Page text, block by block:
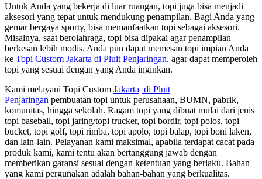
Untuk Anda yang bekerja di luar ruangan, topi juga bisa menjadi
aksesori yang tepat untuk mendukung penampilan. Bagi Anda yang
gemar bergaya sporty, bisa memanfaatkan topi sebagai aksesori.
Misalnya, saat berolahraga, topi bisa dipakai agar penampilan
berkesan lebih modis. Anda pun dapat memesan topi impian Anda
ke Topi Custom Jakarta di Pluit Penjaringan, agar dapat memperoleh
topi yang sesuai dengan yang Anda inginkan.
Kami melayani Topi Custom Jakarta di Pluit
Penjaringan pembuatan topi untuk perusahaan, BUMN, pabrik,
komunitas, hingga sekolah. Ragam topi yang dibuat mulai dari jenis
topi baseball, topi jaring/topi trucker, topi bordir, topi polos, topi
bucket, topi golf, topi rimba, topi apolo, topi balap, topi boni laken,
dan lain-lain. Pelayanan kami maksimal, apabila terdapat cacat pada
produk kami, kami tentu akan bertanggung jawab dengan
memberikan garansi sesuai dengan ketentuan yang berlaku. Bahan
yang kami pergunakan adalah bahan-bahan yang berkualitas.